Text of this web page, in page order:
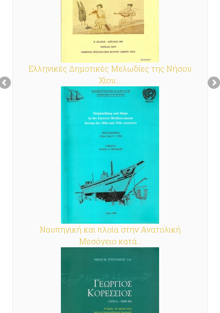
Ελληνικές Δημοτικές Μελωδίες της Νήσου
Χίου:...
Ναυπηγική και πλοία στην Ανατολική
Μεσόγειο κατά...